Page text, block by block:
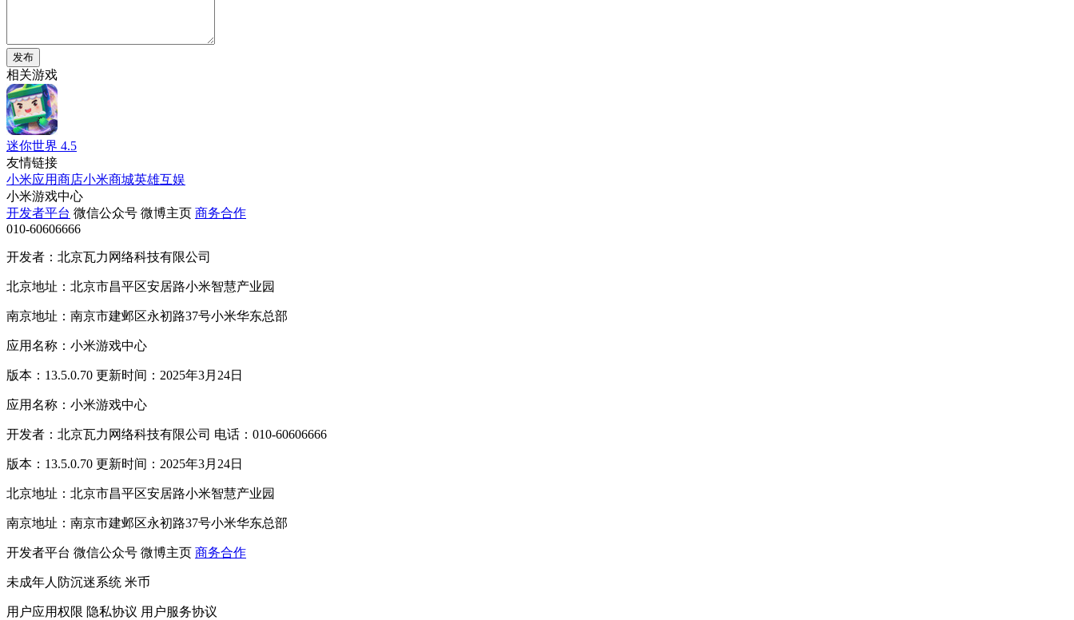
发布
相关游戏
迷你世界 4.5
友情链接
小米应用商店小米商城英雄互娱
小米游戏中心
开发者平台 微信公众号 微博主页 商务合作
010-60606666
开发者：北京瓦力网络科技有限公司
北京地址：北京市昌平区安居路小米智慧产业园
南京地址：南京市建邺区永初路37号小米华东总部
应用名称：小米游戏中心
版本：13.5.0.70 更新时间：2025年3月24日
应用名称：小米游戏中心
开发者：北京瓦力网络科技有限公司 电话：010-60606666
版本：13.5.0.70 更新时间：2025年3月24日
北京地址：北京市昌平区安居路小米智慧产业园
南京地址：南京市建邺区永初路37号小米华东总部
开发者平台 微信公众号 微博主页 商务合作
未成年人防沉迷系统 米币
用户应用权限 隐私协议 用户服务协议